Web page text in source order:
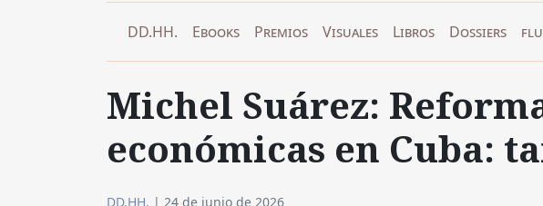
DD.HH. Ebooks Premios Visuales Libros Dossiers
Michel Suárez:
económicas en Cuba:
DD.HH. | 24 de junio de 2026